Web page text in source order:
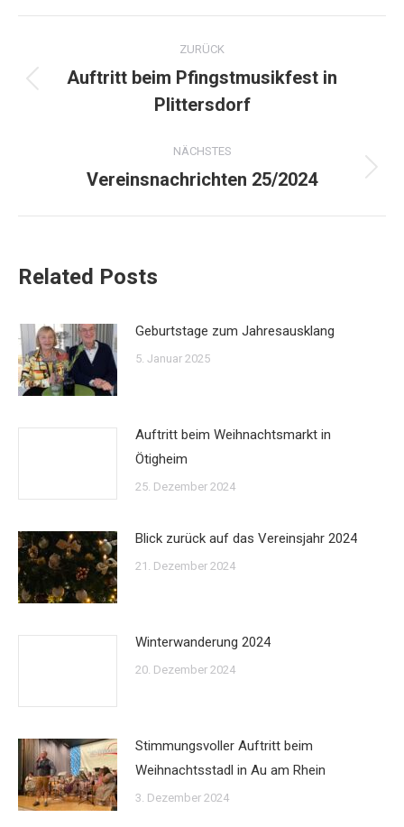
Kommentarnavigation
ZURÜCK
Vorheriger
Beitrag:
Auftritt beim Pfingstmusikfest in
Plittersdorf
NÄCHSTES
Nächster
Vereinsnachrichten 25/2024
Related Posts
Geburtstage zum Jahresausklang
5. Januar 2025
Auftritt beim Weihnachtsmarkt in
Ötigheim
25. Dezember 2024
Blick zurück auf das Vereinsjahr 2024
21. Dezember 2024
Winterwanderung 2024
20. Dezember 2024
Stimmungsvoller Auftritt beim
Weihnachtsstadl in Au am Rhein
3. Dezember 2024